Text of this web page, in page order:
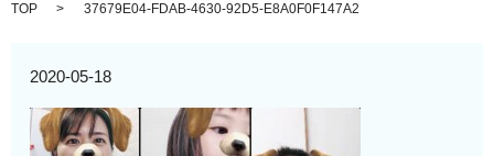
TOP 37679E04-FDAB-4630-92D5-E8A0F0F147A2
2020-05-18